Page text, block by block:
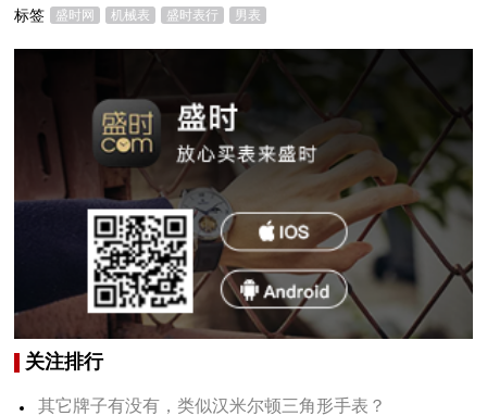
标签 盛时网 机械表 盛时表行 男表
关注排行
其它牌子有没有，类似汉米尔顿三角形手表？